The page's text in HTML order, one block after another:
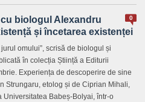
0
biologul Alexandru
și încetarea existenței
omului”, scrisă de biologul și
în colecția Știință a Editurii
Experiența de descoperire de sine
Strungaru, etolog și de Ciprian Mihali,
Babeș-Bolyai, într-o